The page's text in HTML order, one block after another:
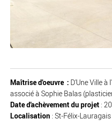
Maîtrise d'oeuvre : D'Une Ville à
associé à Sophie Balas
Date d'achèvement du projet :
Localisation : St-Félix-Lauragais